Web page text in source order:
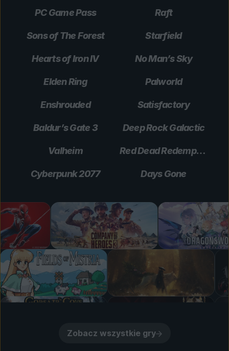
PC Game Pass Raft
Sons of The Forest Starfield
Hearts of Iron IV No Man’s Sky
Elden Ring Palworld
Enshrouded Satisfactory
Baldur’s Gate 3 Deep Rock Galactic
Valheim Red Dead Redemption 2
Cyberpunk 2077 Days Gone
Zobacz wszystkie gry